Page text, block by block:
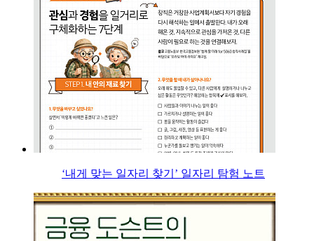
‘내게 맞는 일자리 찾기’ 일자리 탐험 노트